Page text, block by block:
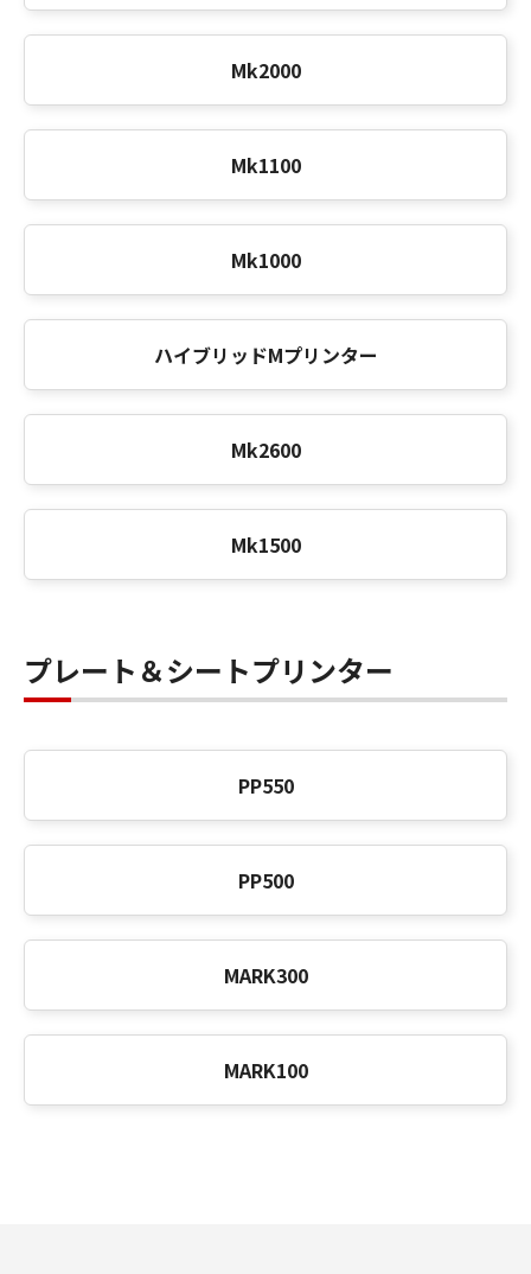
Mk2000
Mk1100
Mk1000
ハイブリッドMプリンター
Mk2600
Mk1500
プレート＆シートプリンター
PP550
PP500
MARK300
MARK100